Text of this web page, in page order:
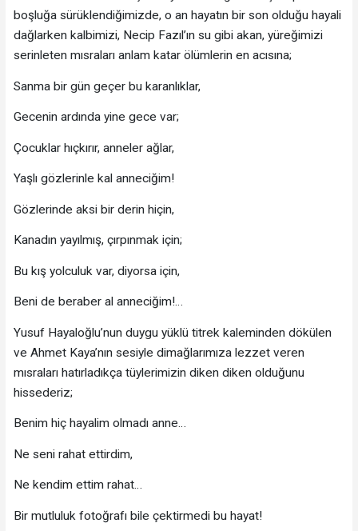
boşluğa sürüklendiğimizde, o an hayatın bir son olduğu hayali
dağlarken kalbimizi, Necip Fazıl’ın su gibi akan, yüreğimizi
serinleten mısraları anlam katar ölümlerin en acısına;
Sanma bir gün geçer bu karanlıklar,
Gecenin ardında yine gece var;
Çocuklar hıçkırır, anneler ağlar,
Yaşlı gözlerinle kal anneciğim!
Gözlerinde aksi bir derin hiçin,
Kanadın yayılmış, çırpınmak için;
Bu kış yolculuk var, diyorsa için,
Beni de beraber al anneciğim!…
Yusuf Hayaloğlu’nun duygu yüklü titrek kaleminden dökülen
ve Ahmet Kaya’nın sesiyle dimağlarımıza lezzet veren
mısraları hatırladıkça tüylerimizin diken diken olduğunu
hissederiz;
Benim hiç hayalim olmadı anne…
Ne seni rahat ettirdim,
Ne kendim ettim rahat…
Bir mutluluk fotoğrafı bile çektirmedi bu hayat!